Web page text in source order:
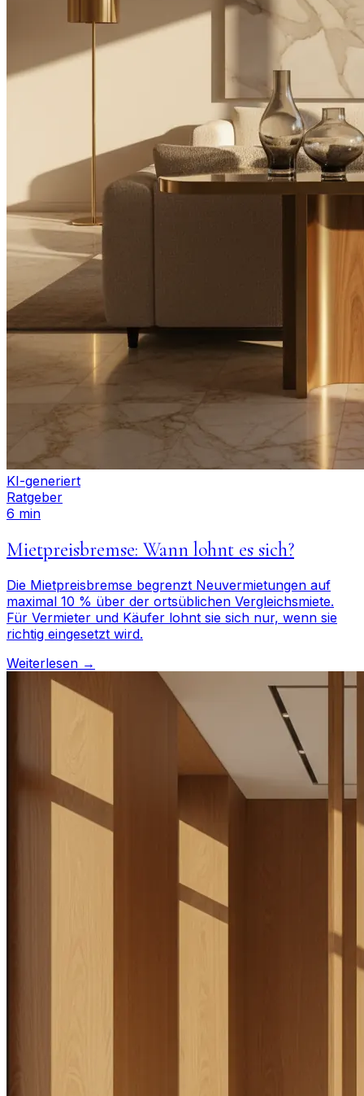
KI-generiert
Ratgeber
6 min
Mietpreisbremse: Wann lohnt es sich?
Die Mietpreisbremse begrenzt Neuvermietungen auf
maximal 10 % über der ortsüblichen Vergleichsmiete.
Für Vermieter und Käufer lohnt sie sich nur, wenn sie
richtig eingesetzt wird.
Weiterlesen →